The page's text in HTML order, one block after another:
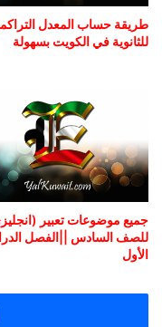
طريقة حساب المعدل
للثانوية في الكويت بسهولة
جميع موضوعات تعبير
للصف السادس ||الفصل
الأول